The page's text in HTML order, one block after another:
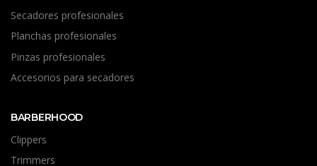
Secadores profesionales
Planchas profesionales
Pinzas profesionales
Accesorios para secadores
BARBERHOOD
Clippers
Trimmers